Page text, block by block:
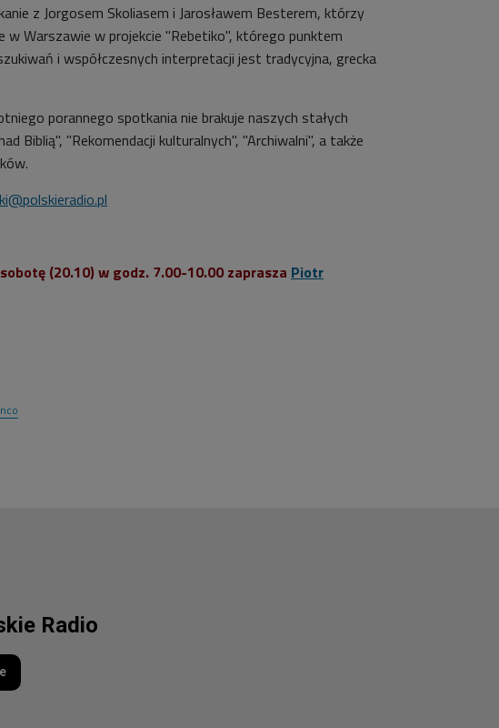
z Jorgosem Skoliasem i Jarosławem Besterem, którzy
w Warszawie w projekcie "Rebetiko", którego punktem
i współczesnych interpretacji jest tradycyjna, grecka
porannego spotkania nie brakuje naszych stałych
Biblią", "Rekomendacji kulturalnych", "Archiwalni", a także
(20.10) w godz. 7.00-10.00 zaprasza Piotr
Radio